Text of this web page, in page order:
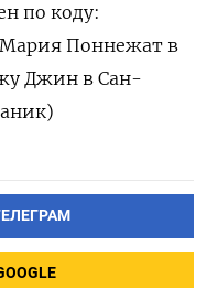
по коду:
Поннежат в
Джин в Сан-